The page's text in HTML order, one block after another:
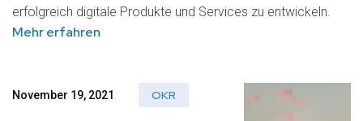
erfolgreich digitale Produkte und Services zu entwickeln.
Mehr erfahren
November 19, 2021 OKR